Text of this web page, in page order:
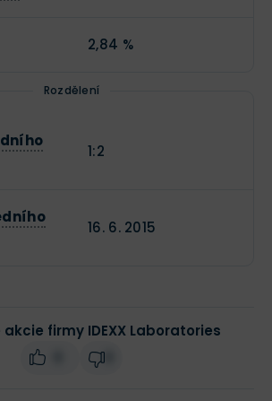
2,84 %
Rozdělení
1:2
16. 6. 2015
firmy IDEXX Laboratories